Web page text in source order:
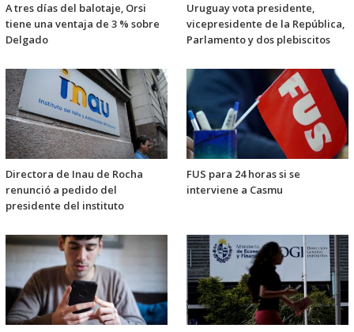
A tres días del balotaje, Orsi
tiene una ventaja de 3 % sobre
Delgado
Uruguay vota presidente,
vicepresidente de la República,
Parlamento y dos plebiscitos
Directora de Inau de Rocha
renunció a pedido del
presidente del instituto
FUS para 24 horas si se
interviene a Casmu